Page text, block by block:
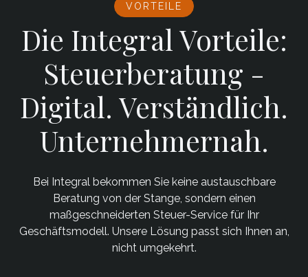
VORTEILE
Die Integral Vorteile:
Steuerberatung -
Digital. Verständlich.
Unternehmernah.
Bei Integral bekommen Sie keine austauschbare
Beratung von der Stange, sondern einen
maßgeschneiderten Steuer-Service für Ihr
Geschäftsmodell. Unsere Lösung passt sich Ihnen an,
nicht umgekehrt.